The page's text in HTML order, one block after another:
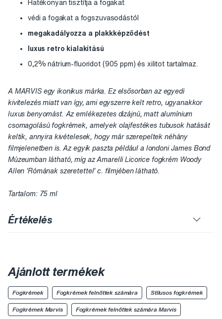
Hatékonyan tisztítja a fogakat
védi a fogakat a fogszuvasodástól
megakadályozza a plakkképződést
luxus retro kialakítású
0,2% nátrium-fluoridot (905 ppm) és xilitot tartalmaz.
A MARVIS egy ikonikus márka. Ez elsősorban az egyedi
kivitelezés miatt van így, ami egyszerre kelt retro, ugyanakkor
luxus benyomást. Az emlékezetes dizájnú, matt alumínium
csomagolású fogkrémek, amelyek olajfestékes tubusok hatását
keltik, annyira kivételesek, hogy már szerepeltek néhány
filmjelenetben is. Az egyik paszta például a londoni James Bond
Múzeumban látható, míg az Amarelli Licorice fogkrém Woody
Allen 'Rómának szeretettel' c. filmjében látható.
Tartalom: 75 ml
Értékelés
Ajánlott termékek
Fogkrémek Fogkrémek felnőttek számára Stílusos fogkrémek
Fogkrémek Marvis Fogkrémek felnőttek számára Marvis